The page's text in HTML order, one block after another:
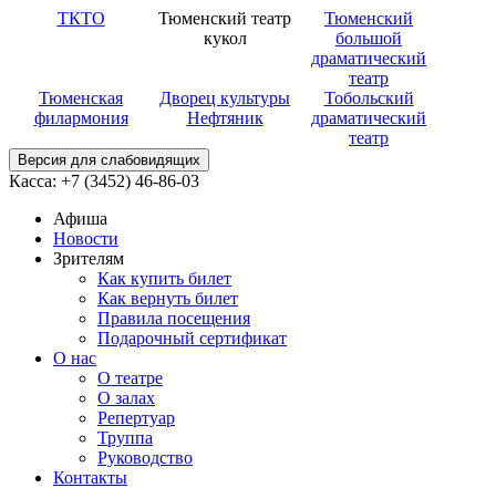
ТКТО
Тюменский театр
кукол
Тюменский
большой
драматический
театр
Тюменская
филармония
Дворец культуры
Нефтяник
Тобольский
драматический
театр
Версия для слабовидящих
Касса: +7 (3452) 46-86-03
Афиша
Новости
Зрителям
Как купить билет
Как вернуть билет
Правила посещения
Подарочный сертификат
О нас
О театре
О залах
Репертуар
Труппа
Руководство
Контакты